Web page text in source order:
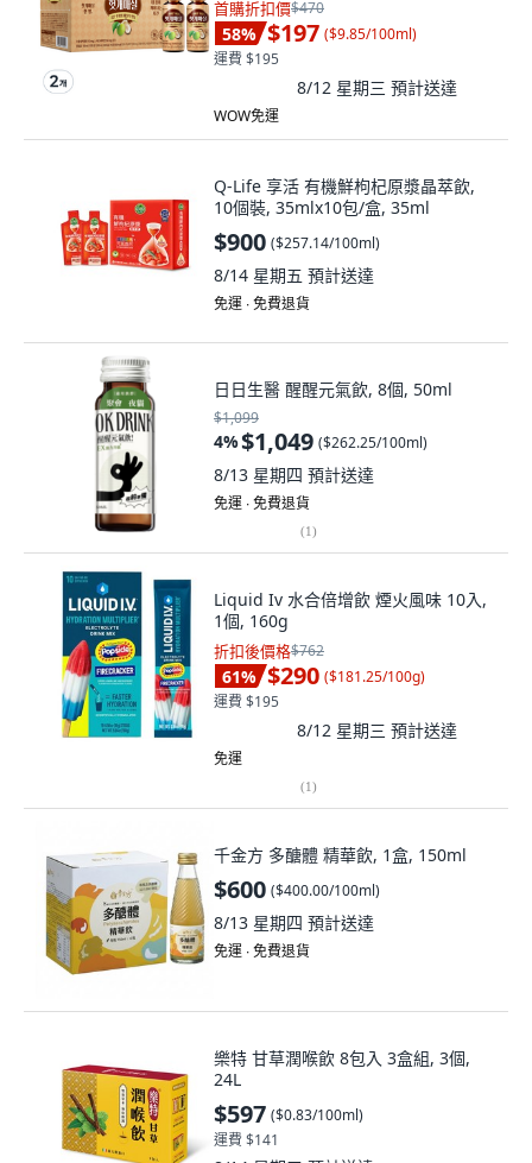
首購折扣價$470
58% $197 ($9.85/100ml)
運費 $195
8/12 星期三 預計送達
WOW免運
Q-Life 享活 有機鮮枸杞原漿晶萃飲,
10個裝, 35mlx10包/盒, 35ml
$900 ($257.14/100ml)
8/14 星期五 預計送達
免運 ∙ 免費退貨
日日生醫 醒醒元氣飲, 8個, 50ml
$1,099
4%$1,049 ($262.25/100ml)
8/13 星期四 預計送達
免運 ∙ 免費退貨
(1)
Liquid Iv 水合倍增飲 煙火風味 10入,
1個, 160g
折扣後價格$762
61% $290 ($181.25/100g)
運費 $195
8/12 星期三 預計送達
免運
(1)
千金方 多醣體 精華飲, 1盒, 150ml
$600 ($400.00/100ml)
8/13 星期四 預計送達
免運 ∙ 免費退貨
樂特 甘草潤喉飲 8包入 3盒組, 3個,
24L
$597 ($0.83/100ml)
運費 $141